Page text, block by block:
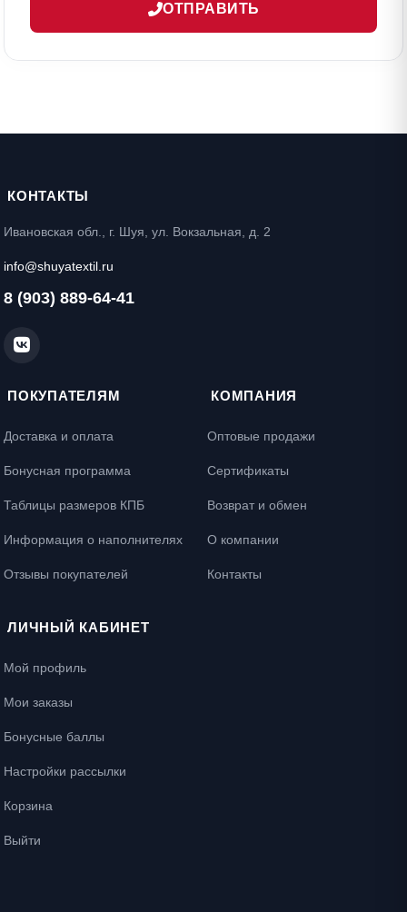
ОТПРАВИТЬ
КОНТАКТЫ
Ивановская обл., г. Шуя, ул. Вокзальная, д. 2
info@shuyatextil.ru
8 (903) 889-64-41
ПОКУПАТЕЛЯМ
Доставка и оплата
Бонусная программа
Таблицы размеров КПБ
Информация о наполнителях
Отзывы покупателей
КОМПАНИЯ
Оптовые продажи
Сертификаты
Возврат и обмен
О компании
Контакты
ЛИЧНЫЙ КАБИНЕТ
Мой профиль
Мои заказы
Бонусные баллы
Настройки рассылки
Корзина
Выйти